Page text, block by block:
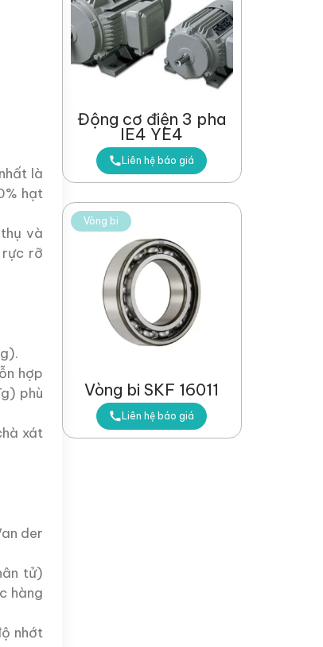
là
hạt
và
rỡ
hợp
phù
xát
der
tử)
hàng
nhớt
Động cơ điện 3 pha
IE4 YE4
Liên hệ báo giá
Vòng bi
Vòng bi SKF 16011
Liên hệ báo giá